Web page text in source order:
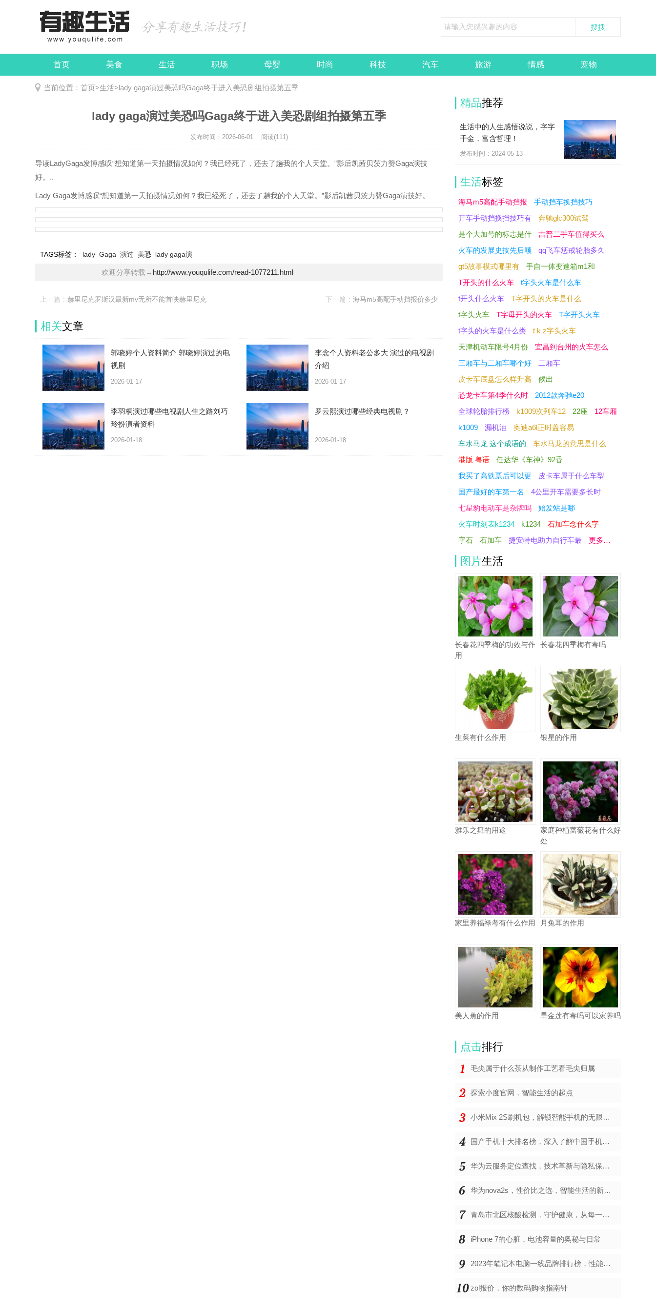
首页 美食 生活 职场 母婴 时尚 科技 汽车 旅游 情感 宠物
娱乐 民俗
当前位置： 首页>生活>lady gaga演过美恐吗Gaga终于进入美恐剧组拍摄第五季
lady gaga演过美恐吗Gaga终于进入美恐剧组拍摄第五季
发布时间：2026-06-01 阅读(111)
导读LadyGaga发博感叹“想知道第一天拍摄情况如何？我已经死了，还去了趟我的个人天堂。”影后凯茜贝茨力赞Gaga演技
好。..
Lady Gaga发博感叹“想知道第一天拍摄情况如何？我已经死了，还去了趟我的个人天堂。”影后凯茜贝茨力赞Gaga演技好。
TAGS标签： lady Gaga 演过 美恐 lady gaga演
欢迎分享转载→ http://www.youqulife.com/read-1077211.html
上一篇： 赫里尼克罗斯汉最新mv无所不能首映赫里尼克 下一篇： 海马m5高配手动挡报价多少
相关文章
郭晓婷个人资料简介 郭晓婷演过的电
视剧
2026-01-17
李念个人资料老公多大 演过的电视剧
介绍
2026-01-17
李羽桐演过哪些电视剧人生之路刘巧
玲扮演者资料
2026-01-18
罗云熙演过哪些经典电视剧？
2026-01-18
精品推荐
生活中的人生感悟说说，字字
千金，富含哲理！
发布时间：2024-05-13
生活标签
海马m5高配手动挡报
手动挡车换挡技巧
开车手动挡换挡技巧有
奔驰glc300试驾
是个大加号的标志是什
吉普二手车值得买么
火车的发展史按先后顺
qq飞车惩戒轮胎多久
gt5故事模式哪里有
手自一体变速箱m1和
T开头的什么火车
t字头火车是什么车
t开头什么火车
T字开头的火车是什么
t字头火车
T字母开头的火车
T字开头火车
t字头的火车是什么类
t k z字头火车
天津机动车限号4月份
宜昌到台州的火车怎么
三厢车与二厢车哪个好
二厢车
皮卡车底盘怎么样升高
候出
恐龙卡车第4季什么时
2012款奔驰e20
全球轮胎排行榜
k1009次列车12 22座
12车厢
k1009
漏机油
奥迪a6l正时盖容易
车水马龙 这个成语的
车水马龙的意思是什么
港版 粤语
任达华《车神》92香
我买了高铁票后可以更
皮卡车属于什么车型
国产最好的车第一名
4公里开车需要多长时
七星豹电动车是杂牌吗
始发站是哪
火车时刻表k1234
k1234
石加车念什么字
字石
石加车 捷安特电助力自行车最 更多…
图片生活
长春花四季梅的功效与作
用
长春花四季梅有毒吗
生菜有什么作用 银星的作用
雅乐之舞的用途
家庭种植蔷薇花有什么好
处
家里养福禄考有什么作用 月兔耳的作用
美人蕉的作用 旱金莲有毒吗可以家养吗
点击排行
毛尖属于什么茶从制作工艺看毛尖归属
探索小度官网，智能生活的起点
小米Mix 2S刷机包，解锁智能手机的无限可能
国产手机十大排名榜，深入了解中国手机市场的佼佼者
华为云服务定位查找，技术革新与隐私保护的双重奏
华为nova2s，性价比之选，智能生活的新伙伴
青岛市北区核酸检测，守护健康，从每一次检测开始
iPhone 7的心脏，电池容量的奥秘与日常
2023年笔记本电脑一线品牌排行榜，性能、创新与用户满意度的综合考量
zol报价，你的数码购物指南针